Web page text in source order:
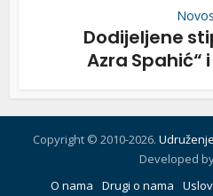
Dodijeljene
Azra Spahić“
Copyright © 2010-2026.
Developed
O nama
Drugi o nama